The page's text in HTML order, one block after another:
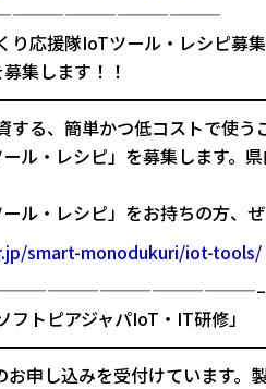
援隊IoTツール・レシピ募集
集します！！
する、簡単かつ低コストで使う
ル・レシピ」を募集します。
ル・レシピ」をお持ちの方、
smart-monodukuri/iot-tools/
パIoT・IT研修」
申し込みを受付けています。